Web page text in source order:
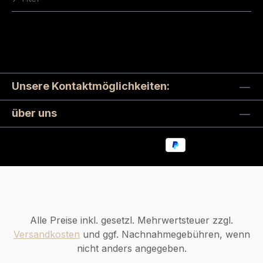
Unsere Kontaktmöglichkeiten:
über uns
Alle Preise inkl. gesetzl. Mehrwertsteuer zzgl.
Versandkosten und ggf. Nachnahmegebühren, wenn
nicht anders angegeben.